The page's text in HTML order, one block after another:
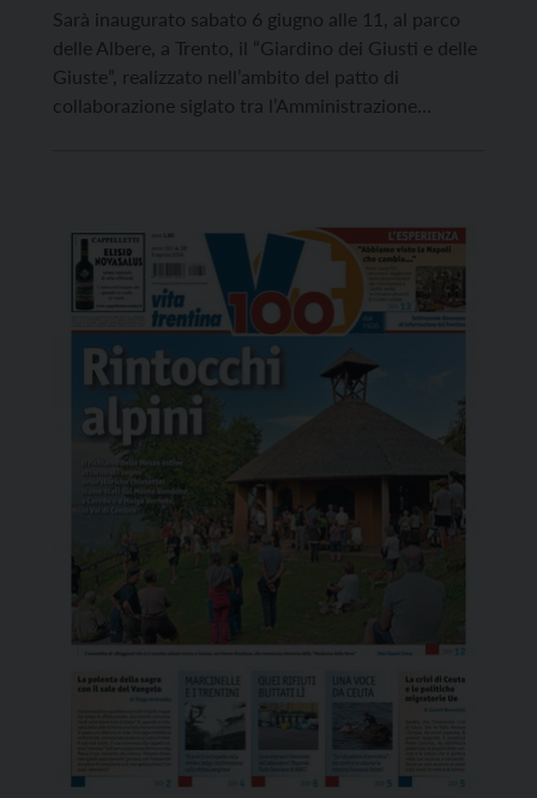
Sarà inaugurato sabato 6 giugno alle 11, al parco
delle Albere, a Trento, il “Giardino dei Giusti e delle
Giuste”, realizzato nell’ambito del patto di
collaborazione siglato tra l’Amministrazione